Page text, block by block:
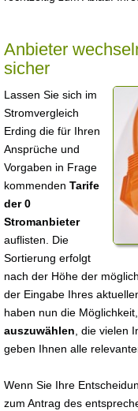
Anbieter
sicher
Lassen Sie sich im
Stromvergleich
Erding die für Ihren
Ansprüche und
Vorgaben in Frage
kommenden Tarife
der 0
Stromanbieter
auflisten. Die
Sortierung erfolgt
nach der Höhe der
der Eingabe Ihres
haben nun die
auszuwählen , die vielen
geben Ihnen alle
Wenn Sie Ihre
zum Antrag des